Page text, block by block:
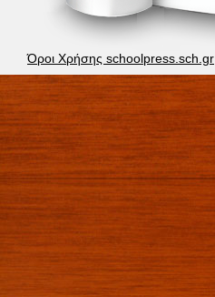
Όροι Χρήσης schoolpress.sch.gr